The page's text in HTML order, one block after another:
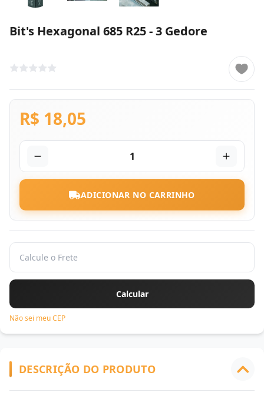
Bit's Hexagonal 685 R25 - 3 Gedore
R$ 18,05
1
ADICIONAR NO CARRINHO
Não sei meu CEP
DESCRIÇÃO DO PRODUTO